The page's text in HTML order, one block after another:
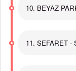
10. BEYAZ
11. SEFARET -